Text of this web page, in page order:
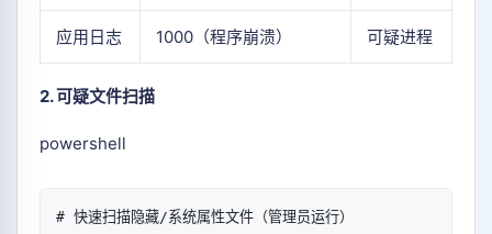
应用日志 1000（程序崩溃） 可疑进程
2. 可疑文件扫描
powershell
# 快速扫描隐藏/系统属性文件（管理员运行）